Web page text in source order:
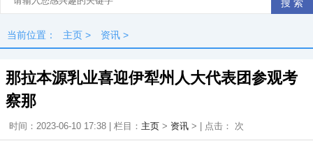
当前位置： 主页 > 资讯 >
那拉本源乳业喜迎伊犁州人大代表团参观考
察那
时间：2023-06-10 17:38 | 栏目： 主页 > 资讯 > | 点击： 次